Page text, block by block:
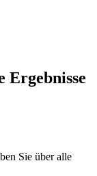
Ergebnisse
Sie über alle